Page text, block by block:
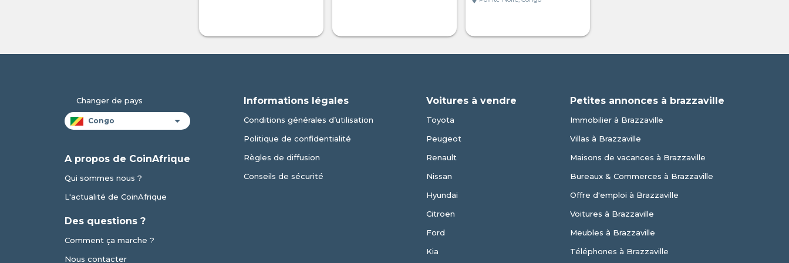
Changer de pays
A propos de CoinAfrique
Qui sommes nous ?
L'actualité de CoinAfrique
Des questions ?
Comment ça marche ?
Nous contacter
Informations légales
Conditions générales d’utilisation
Politique de confidentialité
Règles de diffusion
Conseils de sécurité
Voitures à vendre
Toyota
Peugeot
Renault
Nissan
Hyundai
Citroen
Ford
Kia
Petites annonces à brazzaville
Immobilier à Brazzaville
Villas à Brazzaville
Maisons de vacances à Brazzaville
Bureaux & Commerces à Brazzaville
Offre d'emploi à Brazzaville
Voitures à Brazzaville
Meubles à Brazzaville
Téléphones à Brazzaville